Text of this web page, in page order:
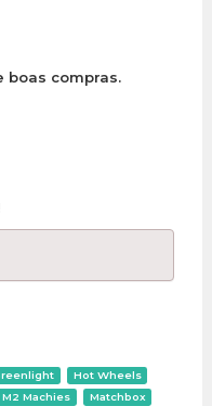
boas compras.
Hot Wheels
M2 Machies
Matchbox